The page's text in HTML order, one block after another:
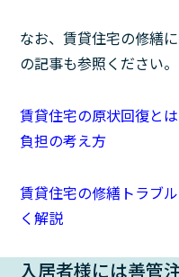
なお、賃貸住宅の修繕
の記事も参照ください。
賃貸住宅の原状回復と
負担の考え方
賃貸住宅の修繕トラブ
く解説
入居者様には善管